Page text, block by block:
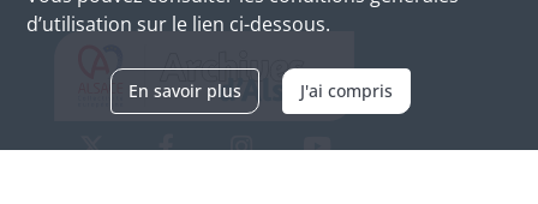
d’utilisation sur le lien ci-dessous.
En savoir plus J'ai compris